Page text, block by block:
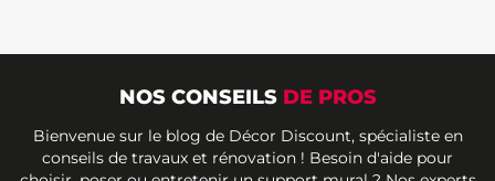
NOS CONSEILS DE PROS
Bienvenue sur le blog de Décor Discount, spécialiste en
conseils de travaux et rénovation ! Besoin d'aide pour